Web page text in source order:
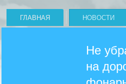
ГЛАВНАЯ НОВОСТИ
Не
на